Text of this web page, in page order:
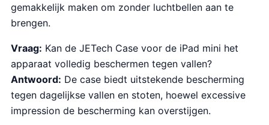
gemakkelijk maken om zonder luchtbellen aan te
brengen.
Vraag: Kan de JETech Case voor de iPad mini het
apparaat volledig beschermen tegen vallen?
Antwoord: De case biedt uitstekende bescherming
tegen dagelijkse vallen en stoten, hoewel excessive
impression de bescherming kan overstijgen.